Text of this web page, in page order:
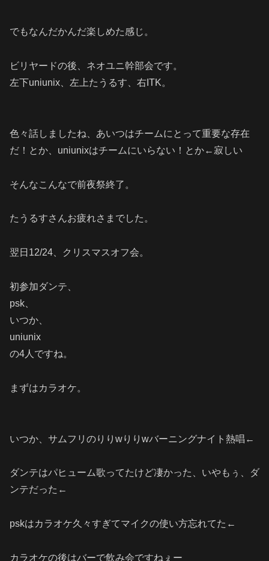
でもなんだかんだ楽しめた感じ。
ビリヤードの後、ネオユニ幹部会です。
左下uniunix、左上たうるす、右ITK。
色々話しましたね、あいつはチームにとって重要な存在
だ！とか、uniunixはチームにいらない！とか←寂しい
そんなこんなで前夜祭終了。
たうるすさんお疲れさまでした。
翌日12/24、クリスマスオフ会。
初参加ダンテ、
psk、
いつか、
uniunix
の4人ですね。
まずはカラオケ。
いつか、サムフリのりりwりりwバーニングナイト熱唱←
ダンテはパヒューム歌ってたけど凄かった、いやもぅ、ダ
ンテだった←
pskはカラオケ久々すぎてマイクの使い方忘れてた←
カラオケの後はバーで飲み会ですねぇー